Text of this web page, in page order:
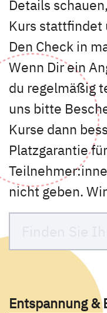
Details
Kurs stattfindet
Den Check in
Wenn Dir ein
du regelmäßig
uns bitte
Kurse dann
Platzgarantie
nicht geben.
Kurse des
Entspannung